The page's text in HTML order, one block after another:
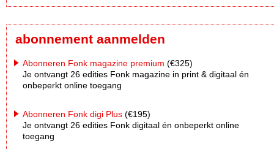
abonnement aanmelden
Abonneren Fonk magazine premium (€325)
Je ontvangt 26 edities Fonk magazine in print & digitaal én
onbeperkt online toegang
Abonneren Fonk digi Plus (€195)
Je ontvangt 26 edities Fonk digitaal én onbeperkt online
toegang